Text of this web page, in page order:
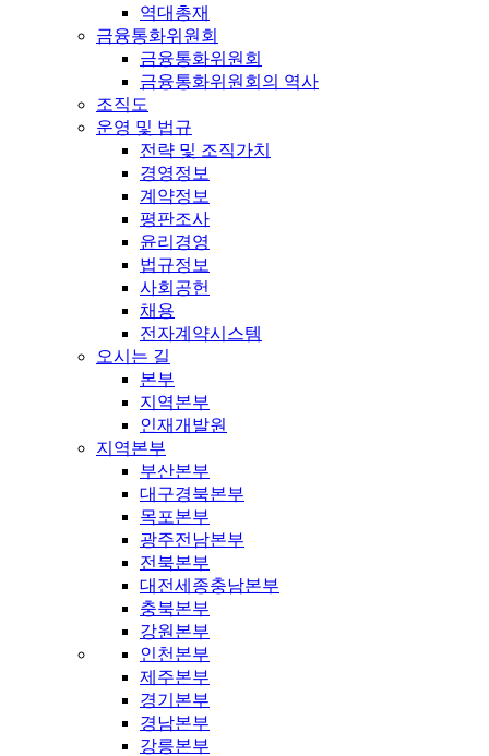
역대총재
금융통화위원회
금융통화위원회
금융통화위원회의 역사
조직도
운영 및 법규
전략 및 조직가치
경영정보
계약정보
평판조사
윤리경영
법규정보
사회공헌
채용
전자계약시스템
오시는 길
본부
지역본부
인재개발원
지역본부
부산본부
대구경북본부
목포본부
광주전남본부
전북본부
대전세종충남본부
충북본부
강원본부
인천본부
제주본부
경기본부
경남본부
강릉본부